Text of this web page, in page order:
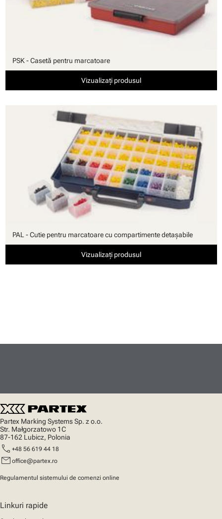
PSK - Casetă pentru marcatoare
Vizualizați produsul
PAL - Cutie pentru marcatoare cu compartimente detaşabile
Vizualizați produsul
Partex Marking Systems Sp. z o.o.
Str. Małgorzatowo 1C
87-162 Lubicz, Polonia
call +48 56 619 44 18
mail office@partex.ro
Regulamentul sistemului de comenzi online
Linkuri rapide